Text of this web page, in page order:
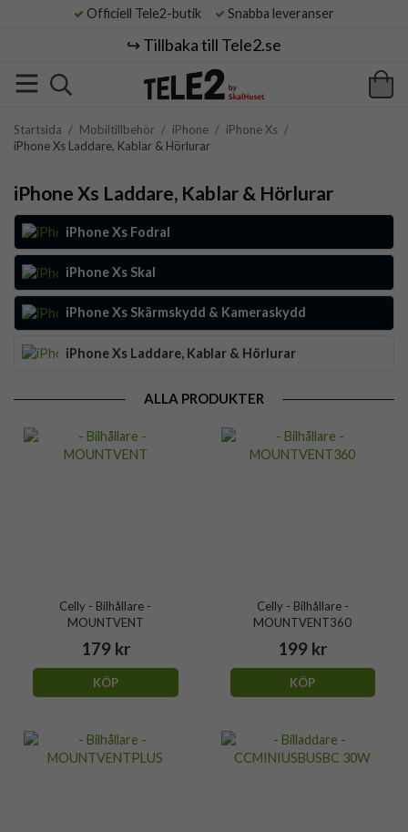
Officiell Tele2-butik Snabba leveranser
↪️ Tillbaka till Tele2.se
Startsida / Mobiltillbehör / iPhone / iPhone Xs /
iPhone Xs Laddare, Kablar & Hörlurar
iPhone Xs Laddare, Kablar & Hörlurar
iPhone Xs Fodral
iPhone Xs Skal
iPhone Xs Skärmskydd & Kameraskydd
iPhone Xs Laddare, Kablar & Hörlurar
ALLA PRODUKTER
Celly - Bilhållare -
MOUNTVENT
179 kr
KÖP
Celly - Bilhållare -
MOUNTVENT360
199 kr
KÖP